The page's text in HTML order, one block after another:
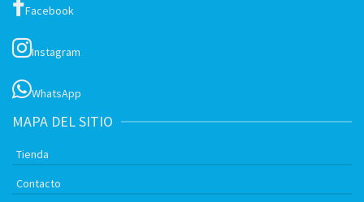
Facebook
Instagram
WhatsApp
MAPA DEL SITIO
Tienda
Contacto